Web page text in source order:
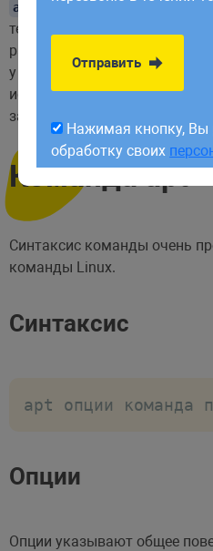
apt-get
. Она выполняет
те же функции, что и
работать. Все команды
у
apt-get есть
использовании apt ,
запоминать
Команда apt
Синтаксис команды очень
команды Linux.
Синтаксис
apt опции команда
Опции
Опции указывают общее
обработку своих
Отправить
Нажимая кнопку, Вы
обработку своих